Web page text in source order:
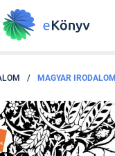
/ MAGYAR IRODALOM